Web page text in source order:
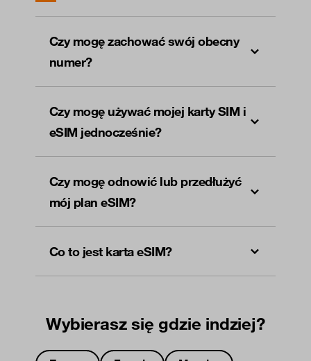
Czy mogę zachować swój obecny
numer?
Czy mogę używać mojej karty SIM i
eSIM jednocześnie?
Czy mogę odnowić lub przedłużyć
mój plan eSIM?
Co to jest karta eSIM?
Wybierasz się gdzie indziej?